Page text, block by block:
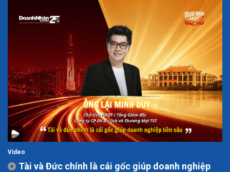
Video
Tài và Đức chính là cái gốc giúp doanh nghiệp